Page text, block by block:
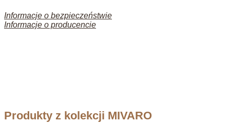
Informacje o bezpieczeństwie
Informacje o producencie
Produkty z kolekcji MIVARO